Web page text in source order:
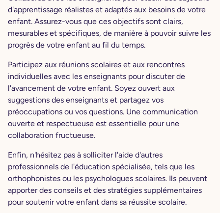
d'apprentissage réalistes et adaptés aux besoins de votre
enfant. Assurez-vous que ces objectifs sont clairs,
mesurables et spécifiques, de manière à pouvoir suivre les
progrès de votre enfant au fil du temps.
Participez aux réunions scolaires et aux rencontres
individuelles avec les enseignants pour discuter de
l'avancement de votre enfant. Soyez ouvert aux
suggestions des enseignants et partagez vos
préoccupations ou vos questions. Une communication
ouverte et respectueuse est essentielle pour une
collaboration fructueuse.
Enfin, n'hésitez pas à solliciter l'aide d'autres
professionnels de l'éducation spécialisée, tels que les
orthophonistes ou les psychologues scolaires. Ils peuvent
apporter des conseils et des stratégies supplémentaires
pour soutenir votre enfant dans sa réussite scolaire.